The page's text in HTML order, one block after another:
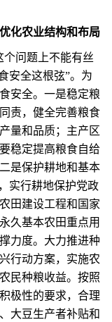
化农业结构和布局
问题上不能有丝
安全这根弦”。为
安全。一是稳定粮
责，健全完善粮食
量和品质；主产区
稳定提高粮食自给
是保护耕地和基本
实行耕地保护党政
田建设工程和国家
久基本农田重点用
力度。大力推进种
行动方案，实施农
民种粮收益。按照
极性的要求，合理
大豆生产者补贴和